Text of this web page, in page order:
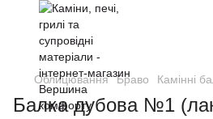
Облицювання Браво Камінні
Балка дубова №1